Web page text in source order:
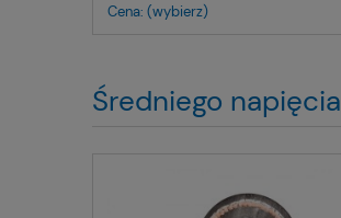
Cena: (wybierz)
Średniego napięcia